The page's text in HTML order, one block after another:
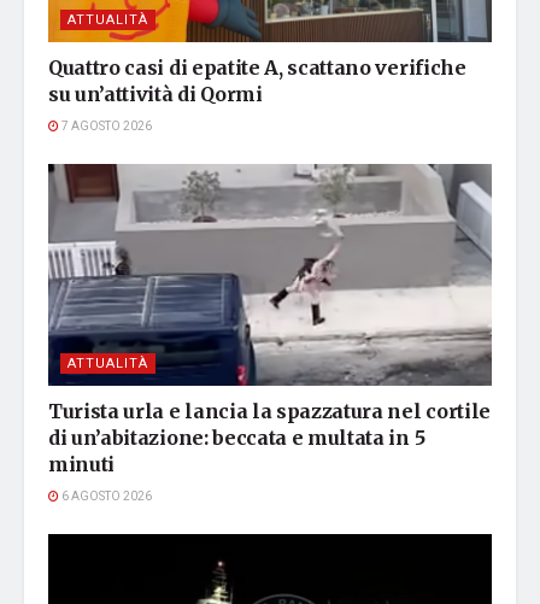
ATTUALITÀ
Quattro casi di epatite A, scattano verifiche
su un’attività di Qormi
7 AGOSTO 2026
ATTUALITÀ
Turista urla e lancia la spazzatura nel cortile
di un’abitazione: beccata e multata in 5
minuti
6 AGOSTO 2026